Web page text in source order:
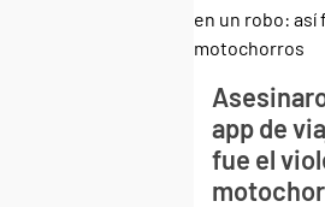
app de
fue el